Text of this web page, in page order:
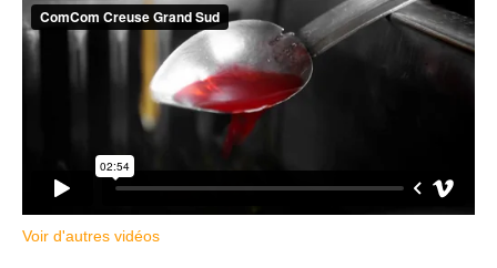
Voir d'autres vidéos